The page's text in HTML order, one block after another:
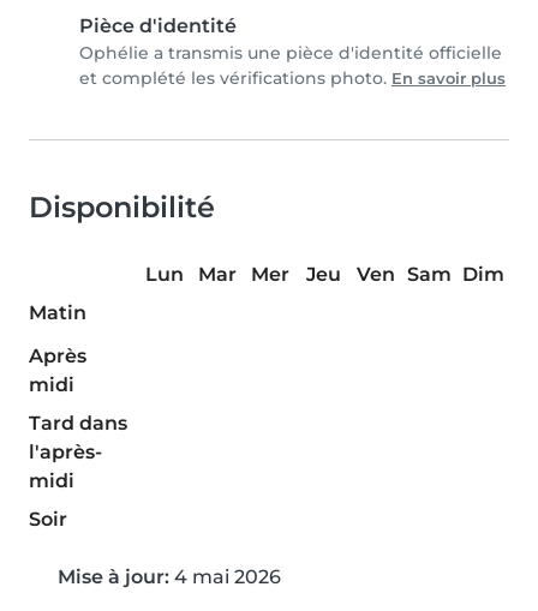
Pièce d'identité
Ophélie a transmis une pièce d'identité officielle
et complété les vérifications photo. En savoir plus
Disponibilité
Lun Mar Mer Jeu Ven Sam Dim
Matin
Après
midi
Tard dans
l'après-
midi
Soir
Mise à jour: 4 mai 2026